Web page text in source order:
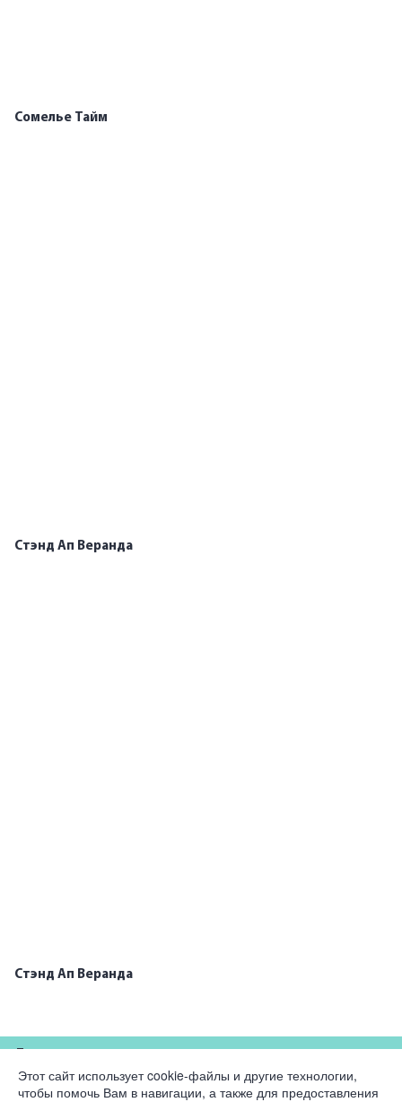
Сомелье Тайм
Стэнд Ап Веранда
Стэнд Ап Веранда
Компания
Этот сайт использует cookie-файлы и другие технологии,
чтобы помочь Вам в навигации, а также для предоставления